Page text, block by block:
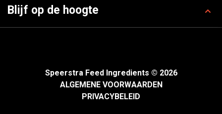
Blijf op de hoogte
Speerstra Feed Ingredients © 2026
ALGEMENE VOORWAARDEN
PRIVACYBELEID